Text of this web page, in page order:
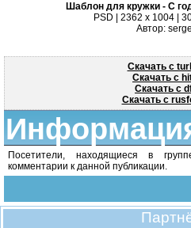
Шаблон для кружки - С
PSD | 2362 x 1004 |
Автор:
Скачать с
Скачать с
Скачать с
Скачать с
Посетители, находящиеся в
комментарии к данной публикации.